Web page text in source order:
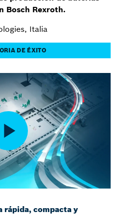
Bosch Rexroth.
Italia
DE ÉXITO
rápida, compacta y